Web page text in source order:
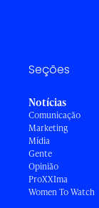
Seções
Notícias
Comunicação
Marketing
Mídia
Gente
Opinião
ProXXIma
Women To Watch